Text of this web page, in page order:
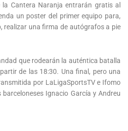
Cantera Naranja entrarán gratis al
un poster del primer equipo para,
realizar una firma de autógrafos a pie
que rodearán la auténtica batalla
de las 18:30. Una final, pero una
por LaLigaSportsTV e Ifomo
Ignacio García y Andreu